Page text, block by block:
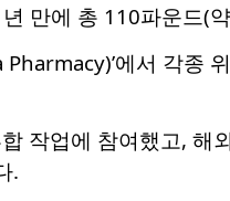
만에 총 110파운드(
에서 각종
작업에 참여했고, 해
.